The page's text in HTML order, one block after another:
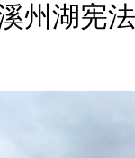
州湖宪